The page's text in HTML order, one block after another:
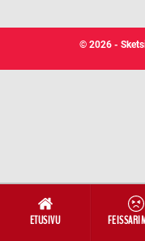
ETUSIVU
© 2026 -